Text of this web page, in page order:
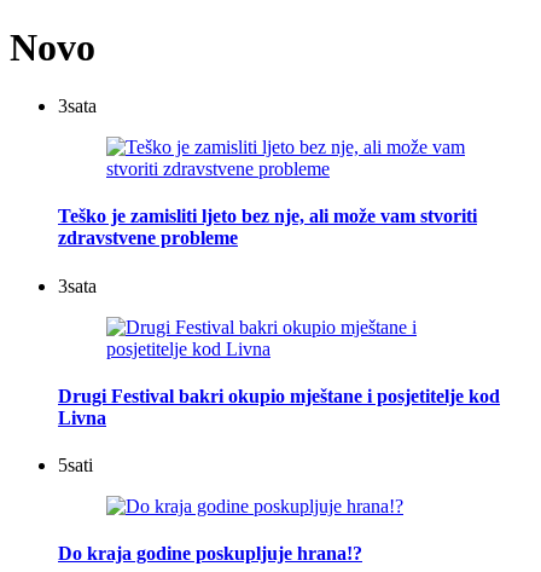
Novo
3sata
Teško je zamisliti ljeto bez nje, ali može vam stvoriti
zdravstvene probleme
3sata
Drugi Festival bakri okupio mještane i posjetitelje kod
Livna
5sati
Do kraja godine poskupljuje hrana!?